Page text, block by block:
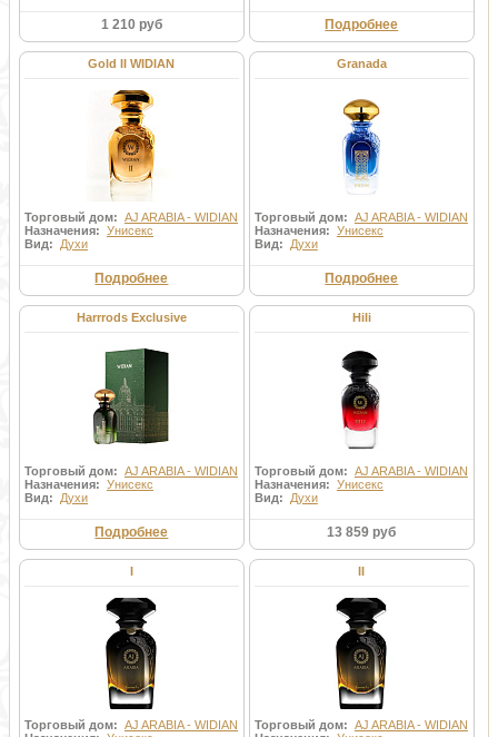
1 210 руб Подробнее
Gold II WIDIAN
Торговый дом: AJ ARABIA - WIDIAN
Назначения: Унисекс
Вид: Духи
Подробнее
Granada
Торговый дом: AJ ARABIA - WIDIAN
Назначения: Унисекс
Вид: Духи
Подробнее
Harrrods Exclusive
Торговый дом: AJ ARABIA - WIDIAN
Назначения: Унисекс
Вид: Духи
Подробнее
Hili
Торговый дом: AJ ARABIA - WIDIAN
Назначения: Унисекс
Вид: Духи
13 859 руб
I
Торговый дом: AJ ARABIA - WIDIAN
II
Торговый дом: AJ ARABIA - WIDIAN